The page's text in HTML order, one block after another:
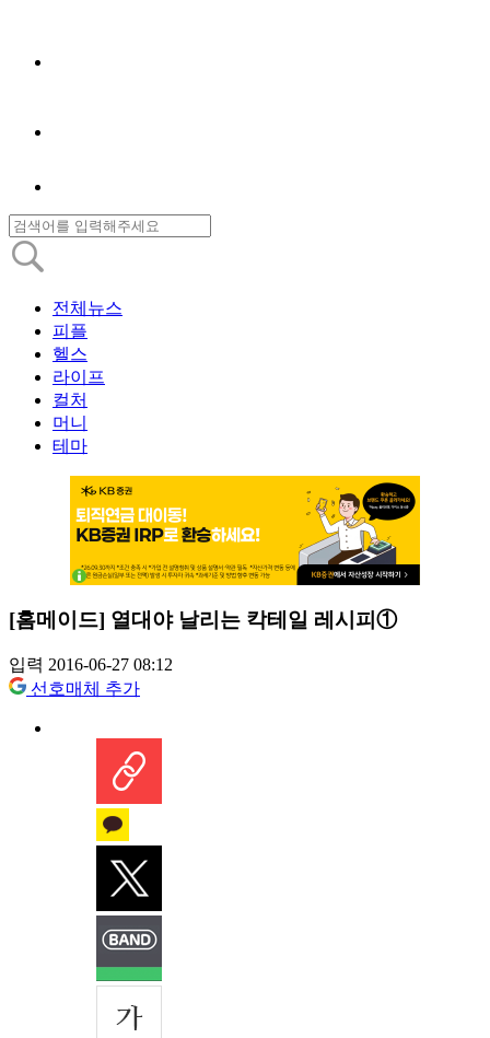
전체뉴스
피플
헬스
라이프
컬처
머니
테마
[홈메이드] 열대야 날리는 칵테일 레시피①
입력 2016-06-27 08:12
선호매체 추가